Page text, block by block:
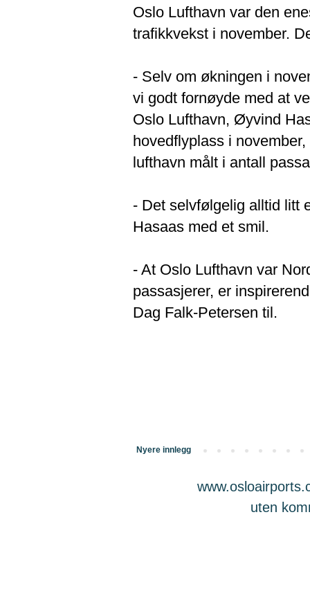
Oslo Lufthavn var den
trafikkvekst i november.
- Selv om økningen i
vi godt fornøyde med at
Oslo Lufthavn, Øyvind
hovedflyplass i
lufthavn målt i antall
- Det selvfølgelig alltid litt
Hasaas med et smil.
- At Oslo Lufthavn var
passasjerer, er
Dag Falk-Petersen til.
Nyere innlegg
uten